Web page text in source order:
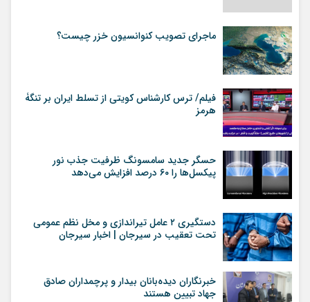
ماجرای تصویب کنوانسیون خزر چیست؟
فیلم/ ترس کارشناس کویتی از تسلط ایران بر تنگۀ
هرمز
حسگر جدید سامسونگ ظرفیت جذب نور
پیکسل‌ها را ۶۰ درصد افزایش می‌دهد
دستگیری ۲ عامل تیراندازی و مخل نظم عمومی
تحت تعقیب در سیرجان | اخبار سیرجان
خبرنگاران دیده‌بانان بیدار و پرچمداران صادق
جهاد تبیین هستند